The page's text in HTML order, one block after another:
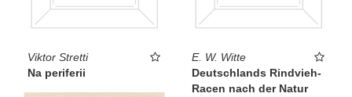
Viktor Stretti
Na periferii
E. W. Witte
Deutschlands Rindvieh-
Racen nach der Natur